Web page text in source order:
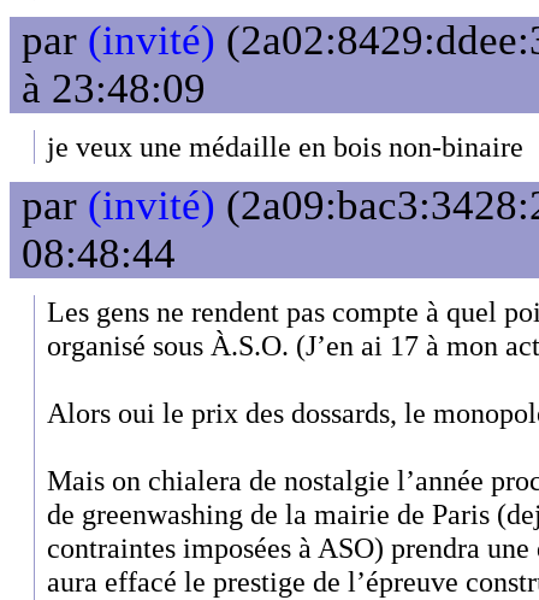
par (invité)
à 23:48:09
je veux une médaille en bois non-binaire
par (invité)
08:48:44
Les gens ne rendent pas compte à quel
organisé sous À.S.O. (J’en ai 17 à mon
Alors oui le prix des dossards, le
Mais on chialera de nostalgie l’année
de greenwashing de la mairie de Paris
contraintes imposées à ASO) prendra
aura effacé le prestige de l’épreuve